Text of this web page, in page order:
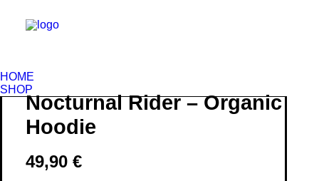
HOME
SHOP
Nocturnal Rider – Organic
Hoodie
49,90 €